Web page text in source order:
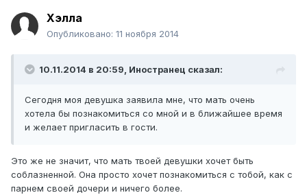
Хэлла
Опубликовано: 11 ноября 2014
10.11.2014 в 20:59, Иностранец сказал:
Сегодня моя девушка заявила мне, что мать очень
хотела бы познакомиться со мной и в ближайшее время
и желает пригласить в гости.
Это же не значит, что мать твоей девушки хочет быть
соблазненной. Она просто хочет познакомиться с тобой, как с
парнем своей дочери и ничего более.